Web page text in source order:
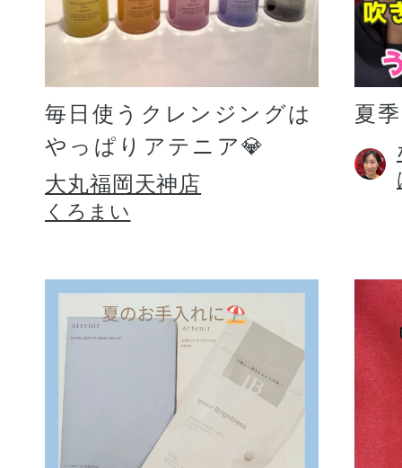
毎日使うクレンジングは
やっぱりアテニア💎
大丸福岡天神店
くろまい
夏